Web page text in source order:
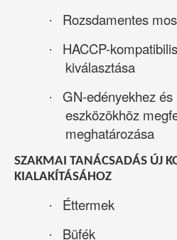
· Rozsdamentes
·
HACCP-
kiválasztása
·
GN-edényekhez
eszközökhöz
meghatározása
SZAKMAI TANÁCSADÁS ÚJ
KIALAKÍTÁSÁHOZ
· Éttermek
· Büfék